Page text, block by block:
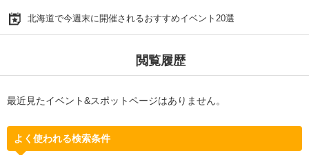
北海道で今週末に開催されるおすすめイベント20選
閲覧履歴
最近見たイベント&スポットページはありません。
よく使われる検索条件